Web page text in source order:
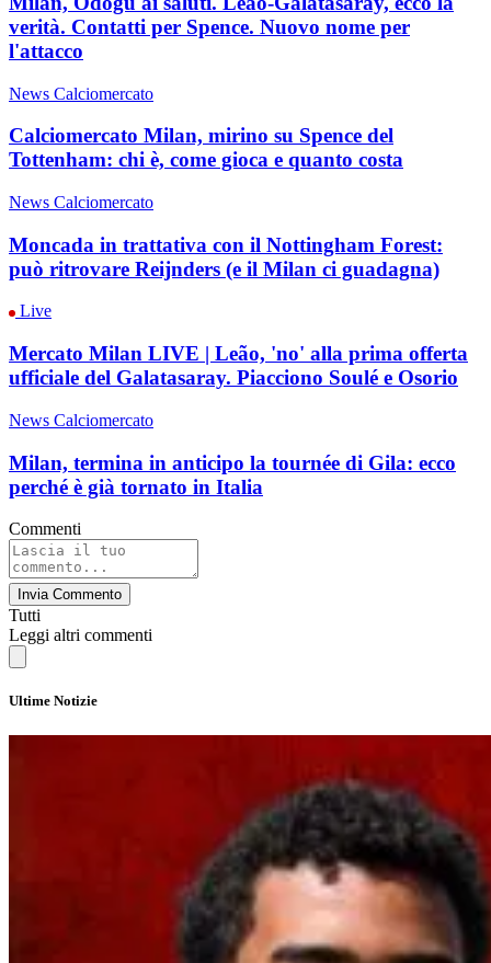
verità. Contatti per Spence. Nuovo nome per
l'attacco
News Calciomercato
Calciomercato Milan, mirino su Spence del
Tottenham: chi è, come gioca e quanto costa
News Calciomercato
Moncada in trattativa con il Nottingham Forest:
può ritrovare Reijnders (e il Milan ci guadagna)
Live
Mercato Milan LIVE | Leão, 'no' alla prima offerta
ufficiale del Galatasaray. Piacciono Soulé e Osorio
News Calciomercato
Milan, termina in anticipo la tournée di Gila: ecco
perché è già tornato in Italia
Commenti
Invia Commento
Tutti
Leggi altri commenti
Ultime Notizie